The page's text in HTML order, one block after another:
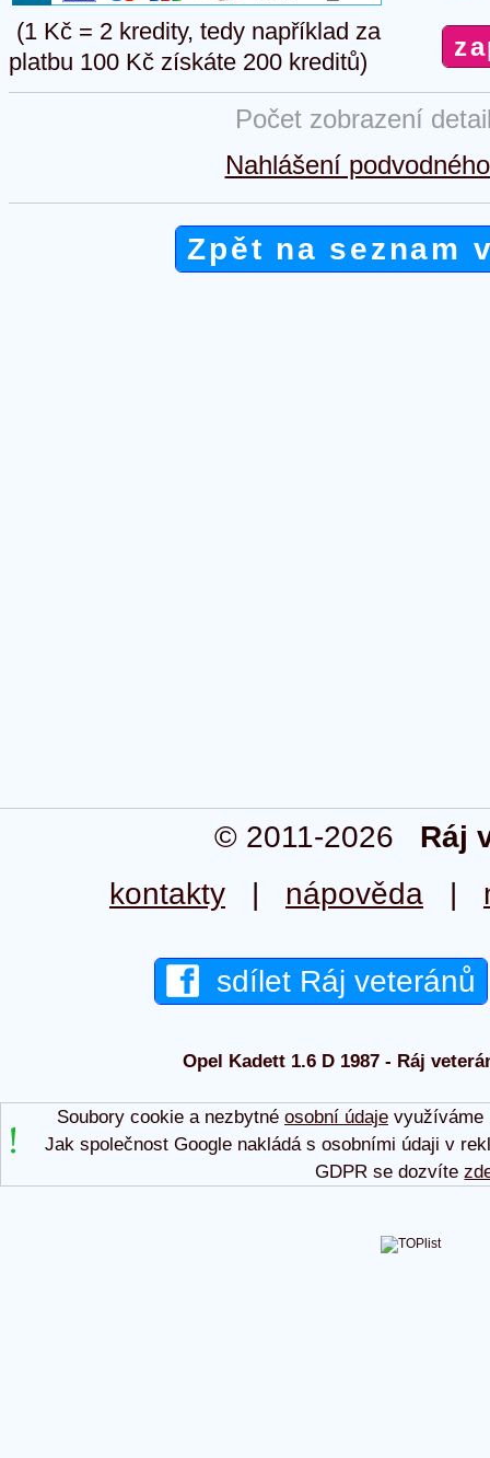
(1 Kč = 2 kredity, tedy například za
platbu 100 Kč získáte 200 kreditů)
Počet zobrazení
Nahlášení
Zpět na seznam
© 2011-2026 Ráj
kontakty | nápověda |
sdílet Ráj veteránů
Opel Kadett 1.6 D 1987 - Ráj
Soubory cookie a nezbytné osobní údajevyužíváme
Jak společnost Google nakládá s osobními údaji v
GDPR se dozvíte